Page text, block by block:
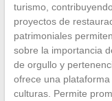
turismo,
proyectos de
patrimoniales
sobre la importancia
de orgullo y
ofrece una
culturas. Permite